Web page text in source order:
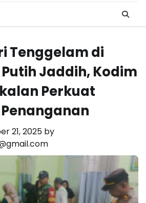
Tenggelam di
Jaddih, Kodim
Perkuat
21, 2025 by